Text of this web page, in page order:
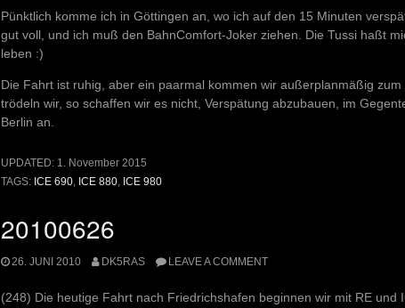
Pünktlich komme ich in Göttingen an, wo ich auf den 15 Minuten
gut voll, und ich muß den BahnComfort-Joker ziehen. Die Tussi haßt
leben :)
Die Fahrt ist ruhig, aber ein paarmal kommen wir außerplanmäßig
trödeln wir, so schaffen wir es nicht, Verspätung abzubauen, im
Berlin an.
UPDATED: 1. November 2015
TAGS: ICE 690, ICE 880, ICE 980
20100626
26. JUNI 2010 DK5RAS LEAVE A COMMENT
(248) Die heutige Fahrt nach Friedrichshafen beginnen wir mit RE und